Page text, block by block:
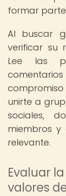
formar parte
Al buscar
verificar su
Lee las
unirte a
sociales,
miembros y
relevante.
Evaluar
valores